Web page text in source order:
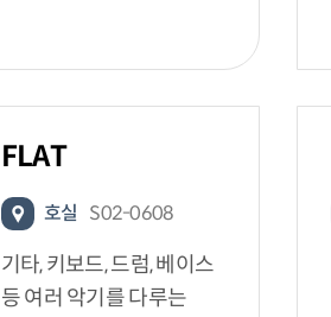
FLAT
호실 S02-0608
기타, 키보드, 드럼, 베이스
등 여러 악기를 다루는